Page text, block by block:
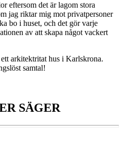
eftersom det är lagom stora
jag riktar mig mot privatpersoner
bo i huset, och det gör varje
av att skapa något vackert
arkitektritat hus i Karlskrona.
samtal!
SÄGER